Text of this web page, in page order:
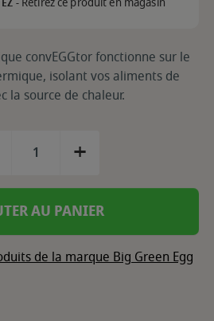
convEGGtor fonctionne sur le
isolant vos aliments de
la source de chaleur.
+
AU PANIER
de la marque Big Green Egg